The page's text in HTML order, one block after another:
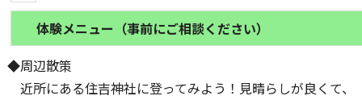
体験メニュー（事前にご相談ください）
◆周辺散策
近所にある住吉神社に登ってみよう！見晴らしが良くて、